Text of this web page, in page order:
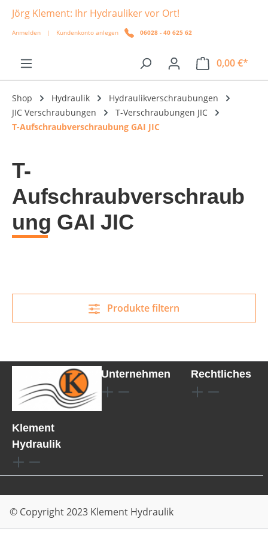
springen
Jörg Klement: Ihr Hydrauliker vor Ort!
Anmelden | Kundenkonto anlegen 06028 - 40 625 62
0,00 €*
Shop Hydraulik
Hydraulikverschraubungen
JIC Verschraubungen
T-Verschraubungen JIC
T-Aufschraubverschraubung GAI JIC
T-
Aufschraubverschraub
ung GAI JIC
Produkte filtern
Klement
Hydraulik
Unternehmen Rechtliches
© Copyright 2023 Klement Hydraulik